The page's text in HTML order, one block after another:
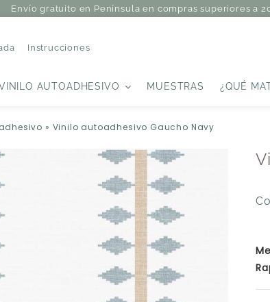
Envío gratuito en Península en compras superiores a
Instrucciones
AUTOADHESIVO MUESTRAS ¿QUÉ
» Vinilo autoadhesivo Gaucho Navy